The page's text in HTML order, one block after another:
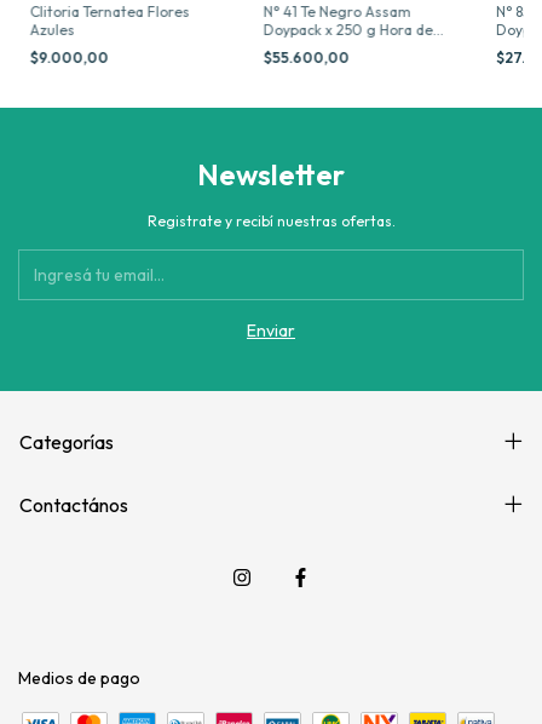
Clitoria Ternatea Flores
Azules
$9.000,00
N° 41 Te Negro Assam
Doypack x 250 g Hora de
Blendear
$55.600,00
N° 85
Newsletter
Registrate y recibí nuestras ofertas.
Categorías
Contactános
Medios de pago